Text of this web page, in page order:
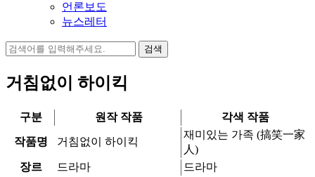
언론보도
뉴스레터
검
거침없이 하이킥
구분 원작 작품 각색 작품
작품명 거침없이 하이킥
재미있는 가족 (搞笑一家
人)
장르
드라마
드라마